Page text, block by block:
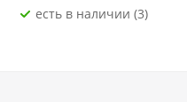
Есть в наличии (3)